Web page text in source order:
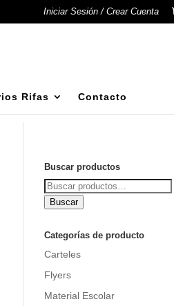
Iniciar Sesión / Crear Cuenta
Rifas Contacto
Buscar productos
Buscar
por:
Buscar
Categorías de producto
Carteles
Flyers
Material Escolar